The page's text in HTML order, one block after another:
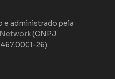
e administrado pela
(CNPJ
26).